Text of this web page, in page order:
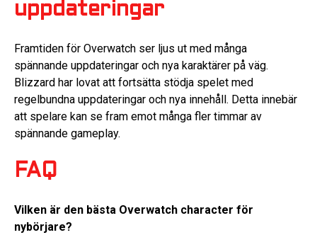
uppdateringar
Framtiden för Overwatch ser ljus ut med många
spännande uppdateringar och nya karaktärer på väg.
Blizzard har lovat att fortsätta stödja spelet med
regelbundna uppdateringar och nya innehåll. Detta innebär
att spelare kan se fram emot många fler timmar av
spännande gameplay.
FAQ
Vilken är den bästa Overwatch character för
nybörjare?